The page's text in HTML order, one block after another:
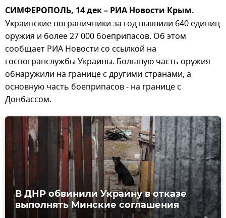
СИМФЕРОПОЛЬ, 14 дек – РИА Новости Крым.
Украинские пограничники за год выявили 640 единиц
оружия и более 27 000 боеприпасов. Об этом
сообщает РИА Новости со ссылкой на
госпогранслужбы Украины. Большую часть оружия
обнаружили на границе с другими странами, а
основную часть боеприпасов - на границе с
Донбассом.
В ДНР обвинили Украину в отказе
выполнять Минские соглашения